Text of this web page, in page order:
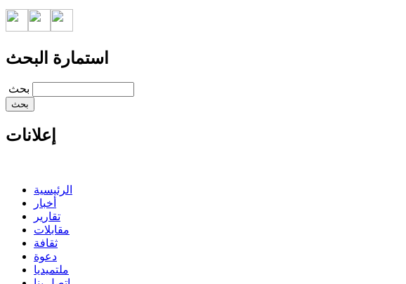
استمارة البحث
‏بحث ‏
إعلانات
الرئيسية
أخبار
تقارير
مقابلات
ثقافة
دعوة
ملتميديا